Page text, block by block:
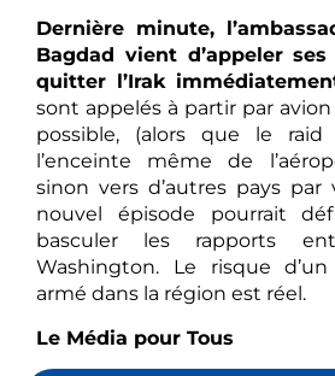
Dernière minute,
Bagdad vient d’appeler
quitter l’Irak
sont appelés à partir par
possible, (alors que le
l’enceinte même de
sinon vers d’autres pays par
nouvel épisode pourrait
basculer les rapports
Washington. Le risque
armé dans la région est réel.
Le Média pour Tous